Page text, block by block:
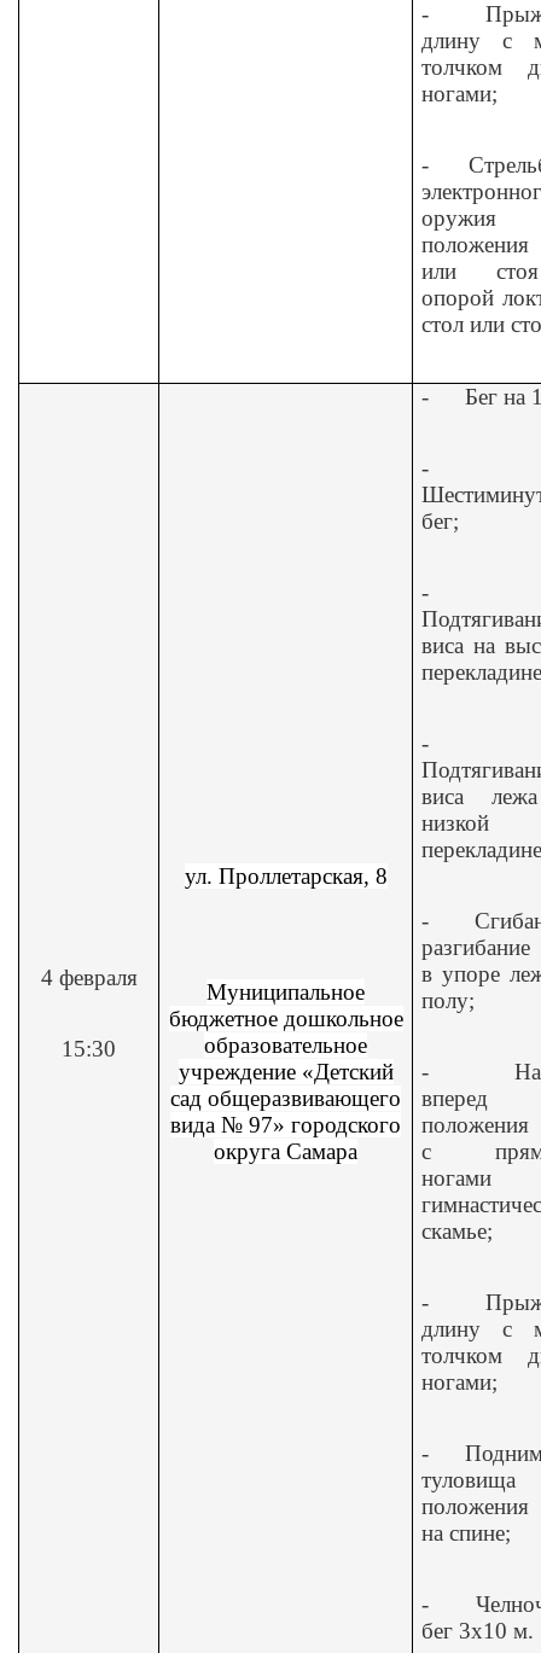
-
длину с
толчком
ногами;
-
положения
или
опорой
стол или
4 февраля
15:30
ул. Проллетарская, 8
Муниципальное
бюджетное дошкольное
образовательное
учреждение «Детский
сад общеразвивающего
вида № 97» городского
округа Самара
- Бег на
-
бег;
-
виса на
-
виса
низкой
-
в упоре
полу;
-
положения
с
скамье;
-
длину с
толчком
ногами;
-
положения
на спине;
-
бег 3x10 м.